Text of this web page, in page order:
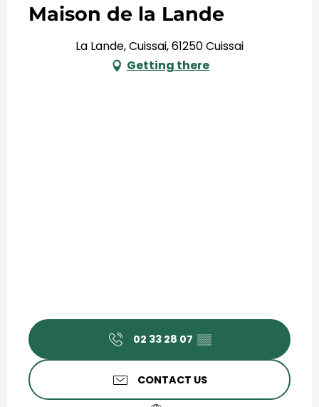
Maison de la Lande
La Lande, Cuissai, 61250 Cuissai
Getting there
02 33 28 07 ▒▒
CONTACT US